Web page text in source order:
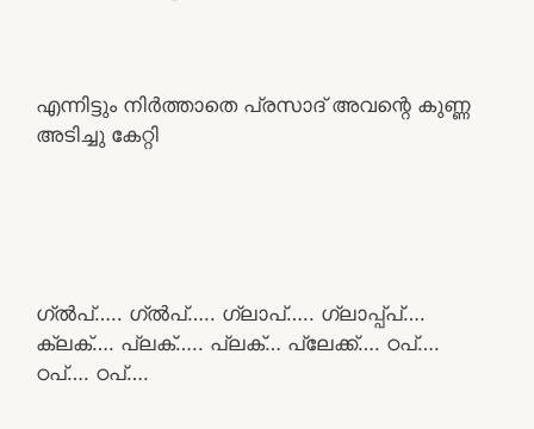
എന്നിട്ടും നിർത്താതെ പ്രസാദ് അവന്റെ കുണ്ണ
അടിച്ചു കേറ്റി
ഗ്ൽപ്….. ഗ്ൽപ്….. ഗ്ലാപ്….. ഗ്ലാപ്പ്പ്….
ക്ലക്…. പ്ലക്….. പ്ലക്… പ്ലേക്ക്…. ഠപ്….
ഠപ്…. ഠപ്….